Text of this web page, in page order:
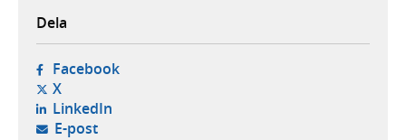
Dela
Facebook- öppnas i ny flik, extern webbplats,
X- öppnas i ny flik, extern webbplats,
LinkedIn- öppnas i ny flik, extern webbplats,
E-post- öppnar din e-postklient,